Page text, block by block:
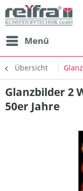
Menü
Übersicht
Glanzbilder 2
50er Jahre